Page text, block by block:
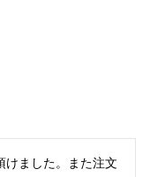
けました。また注文